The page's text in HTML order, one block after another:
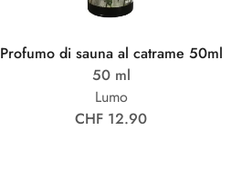
Profumo di sauna al catrame 50ml
50 ml
Lumo
CHF 12.90